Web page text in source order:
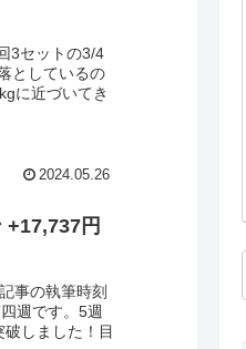
3セットの3/4
としているの
に近づいてき
2024.05.26
+17,737円
事の執筆時刻
週です。5週
しました！目